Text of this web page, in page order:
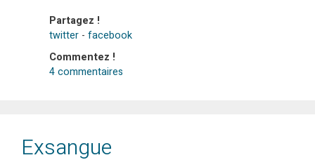
Partagez !
twitter - facebook
Commentez !
4 commentaires
Exsangue